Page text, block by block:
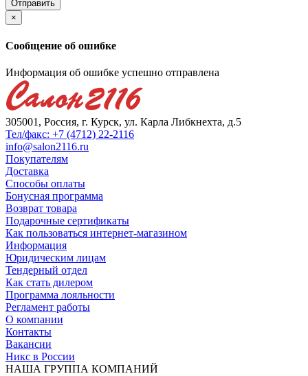
×
Сообщение об ошибке
Информация об ошибке успешно отправлена
305001, Россия, г. Курск, ул. Карла Либкнехта, д.5
Тел/факс: +7 (4712) 22-2116
info@salon2116.ru
Покупателям
Доставка
Способы оплаты
Бонусная программа
Возврат товара
Подарочные сертификаты
Как пользоваться интернет-магазином
Информация
Юридическим лицам
Тендерный отдел
Как стать дилером
Программа лояльности
Регламент работы
О компании
Контакты
Вакансии
Никс в России
НАША ГРУППА КОМПАНИЙ